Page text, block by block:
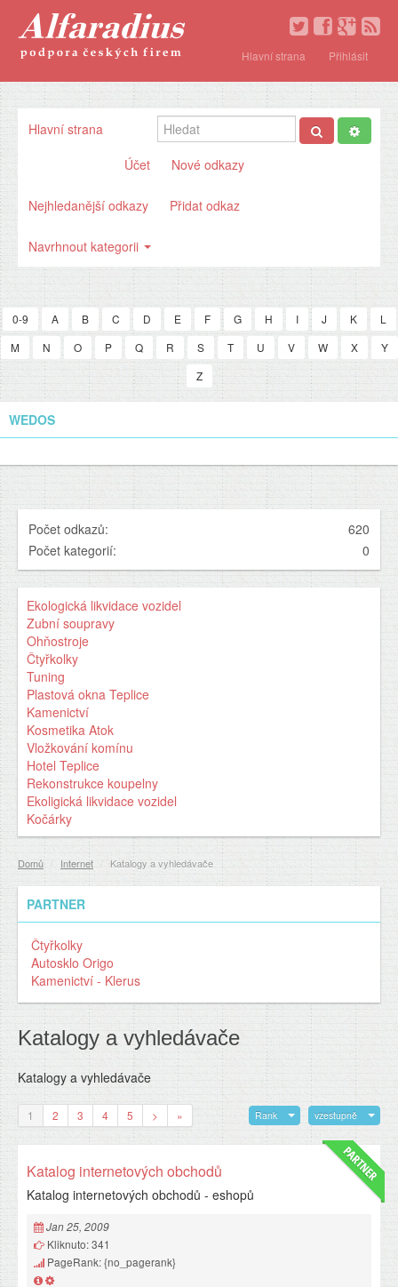
Hlavní strana Přihlásit
Hlavní strana
Účet Nové odkazy
Nejhledanější odkazy Přidat odkaz
Navrhnout kategorii
0-9 A B C D E F G H I J K
L
M
N O P Q R S T U V W X
Y
Z
WEDOS
Počet odkazů:
620
Počet kategorií:
0
Ekologická likvidace vozidel
Zubní soupravy
Ohňostroje
Čtyřkolky
Tuning
Plastová okna Teplice
Kamenictví
Kosmetika Atok
Vložkování komínu
Hotel Teplice
Rekonstrukce koupelny
Ekoligická likvidace vozidel
Kočárky
Domů / Internet / Katalogy a vyhledávače
PARTNER
Čtyřkolky
Autosklo Origo
Kamenictví - Klerus
Katalogy a vyhledávače
Katalogy a vyhledávače
Rank vzestupně
1 2 3 4 5 > »
Katalog internetových obchodů
Katalog internetových obchodů - eshopů
Jan 25, 2009
Kliknuto: 341
PageRank: {no_pagerank}